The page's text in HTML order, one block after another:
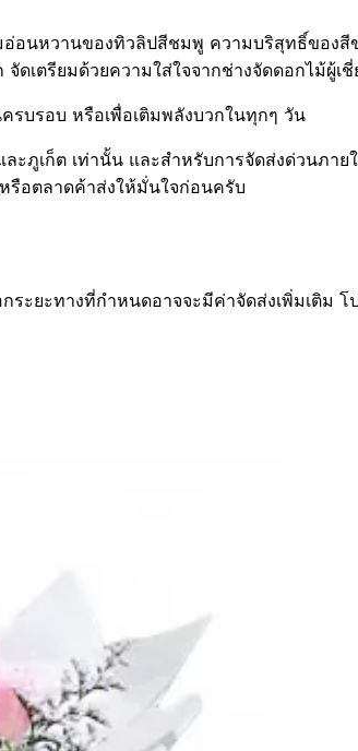
หวานของทิวลิปสีชมพู ความบริสุทธิ์ของสีข
ดเตรียมด้วยความใส่ใจจากช่างจัดดอกไม้ผู้
รบรอบ หรือเพื่อเติมพลังบวกในทุกๆ วัน
ภูเก็ต เท่านั้น และสำหรับการจัดส่งด่วนภา
รือตลาดค้าส่งให้มั่นใจก่อนครับ
ะยะทางที่กำหนดอาจจะมีค่าจัดส่งเพิ่มเติม โ